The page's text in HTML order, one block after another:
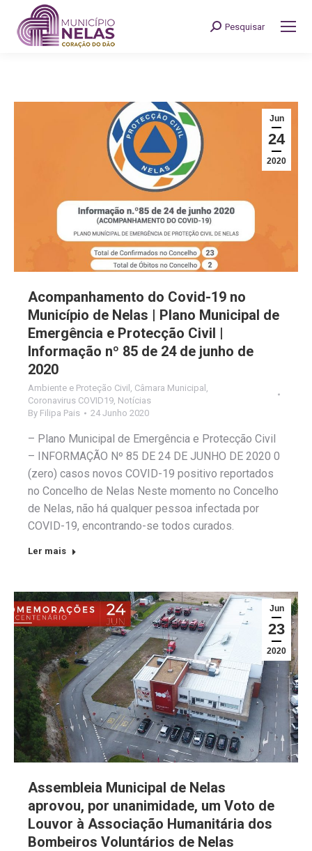
Search:
Pesquisar
Jun
24
2020
Acompanhamento do Covid-19 no
Município de Nelas | Plano Municipal de
Emergência e Protecção Civil |
Informação nº 85 de 24 de junho de
2020
Ambiente e Proteção Civil , Câmara Municipal ,
Coronavirus COVID19, Notícias
By Filipa Pais 24 Junho 2020
– Plano Municipal de Emergência e Protecção Civil
– INFORMAÇÃO Nº 85 DE 24 DE JUNHO DE 2020 0
(zero) casos novos COVID-19 positivo reportados
no Concelho de Nelas Neste momento no Concelho
de Nelas, não há qualquer pessoa infectada por
COVID-19, encontrando-se todos curados.
Ler mais
Jun
23
2020
Assembleia Municipal de Nelas
aprovou, por unanimidade, um Voto de
Louvor à Associação Humanitária dos
Bombeiros Voluntários de Nelas